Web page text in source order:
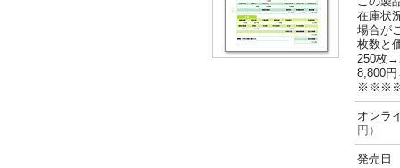
在庫状
場合が
枚数と
250枚
8,800
オン
円）
発売日